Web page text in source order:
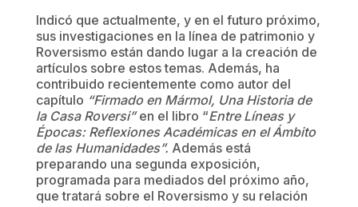
Indicó que actualmente, y en el futuro próximo,
sus investigaciones en la línea de patrimonio y
Roversismo están dando lugar a la creación de
artículos sobre estos temas. Además, ha
contribuido recientemente como autor del
capítulo “Firmado en Mármol, Una Historia de
la Casa Roversi”en el libro “Entre Líneas y
Épocas: Reflexiones Académicas en el Ámbito
de las Humanidades”. Además está
preparando una segunda exposición,
programada para mediados del próximo año,
que tratará sobre el Roversismo y su relación